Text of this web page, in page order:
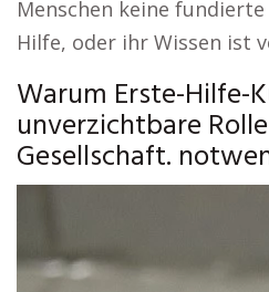
Menschen keine
Hilfe, oder ihr Wissen ist
Warum Erste-Hilfe-
unverzichtbare
Gesellschaft.